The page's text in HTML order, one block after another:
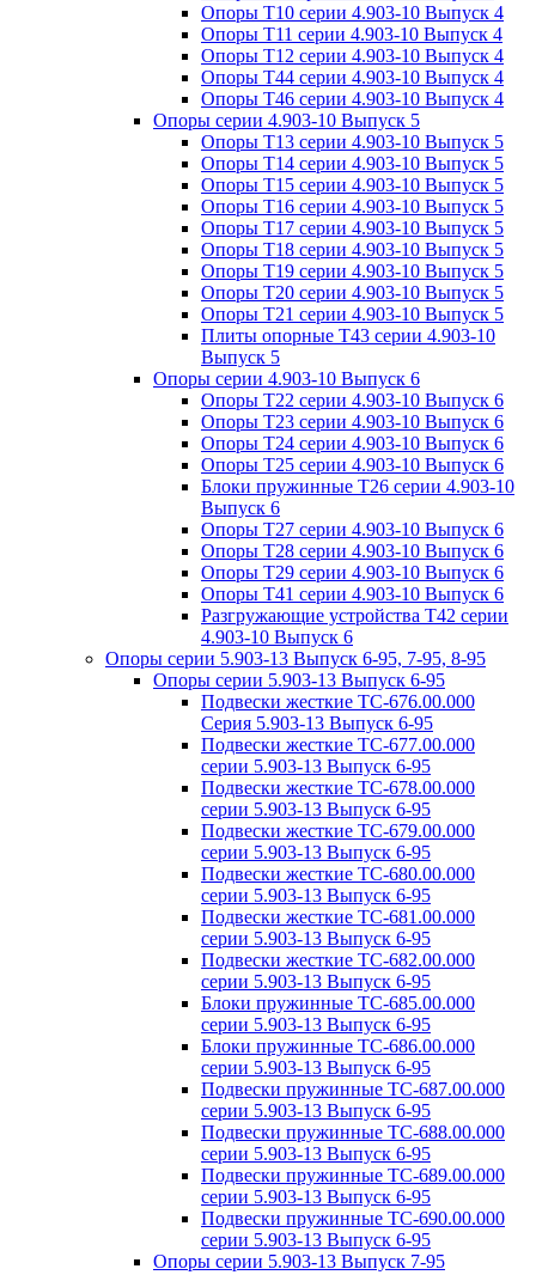
Опоры Т10 серии 4.903-10 Выпуск 4
Опоры Т11 серии 4.903-10 Выпуск 4
Опоры Т12 серии 4.903-10 Выпуск 4
Опоры Т44 серии 4.903-10 Выпуск 4
Опоры Т46 серии 4.903-10 Выпуск 4
Опоры серии 4.903-10 Выпуск 5
Опоры Т13 серии 4.903-10 Выпуск 5
Опоры Т14 серии 4.903-10 Выпуск 5
Опоры Т15 серии 4.903-10 Выпуск 5
Опоры Т16 серии 4.903-10 Выпуск 5
Опоры Т17 серии 4.903-10 Выпуск 5
Опоры Т18 серии 4.903-10 Выпуск 5
Опоры Т19 серии 4.903-10 Выпуск 5
Опоры Т20 серии 4.903-10 Выпуск 5
Опоры Т21 серии 4.903-10 Выпуск 5
Плиты опорные Т43 серии 4.903-10
Выпуск 5
Опоры серии 4.903-10 Выпуск 6
Опоры Т22 серии 4.903-10 Выпуск 6
Опоры Т23 серии 4.903-10 Выпуск 6
Опоры Т24 серии 4.903-10 Выпуск 6
Опоры Т25 серии 4.903-10 Выпуск 6
Блоки пружинные Т26 серии 4.903-10
Выпуск 6
Опоры Т27 серии 4.903-10 Выпуск 6
Опоры Т28 серии 4.903-10 Выпуск 6
Опоры Т29 серии 4.903-10 Выпуск 6
Опоры Т41 серии 4.903-10 Выпуск 6
Разгружающие устройства Т42 серии
4.903-10 Выпуск 6
Опоры серии 5.903-13 Выпуск 6-95, 7-95, 8-95
Опоры серии 5.903-13 Выпуск 6-95
Подвески жесткие ТС-676.00.000
Серия 5.903-13 Выпуск 6-95
Подвески жесткие ТС-677.00.000
серии 5.903-13 Выпуск 6-95
Подвески жесткие ТС-678.00.000
серии 5.903-13 Выпуск 6-95
Подвески жесткие ТС-679.00.000
серии 5.903-13 Выпуск 6-95
Подвески жесткие ТС-680.00.000
серии 5.903-13 Выпуск 6-95
Подвески жесткие ТС-681.00.000
серии 5.903-13 Выпуск 6-95
Подвески жесткие ТС-682.00.000
серии 5.903-13 Выпуск 6-95
Блоки пружинные ТС-685.00.000
серии 5.903-13 Выпуск 6-95
Блоки пружинные ТС-686.00.000
серии 5.903-13 Выпуск 6-95
Подвески пружинные ТС-687.00.000
серии 5.903-13 Выпуск 6-95
Подвески пружинные ТС-688.00.000
серии 5.903-13 Выпуск 6-95
Подвески пружинные ТС-689.00.000
серии 5.903-13 Выпуск 6-95
Подвески пружинные ТС-690.00.000
серии 5.903-13 Выпуск 6-95
Опоры серии 5.903-13 Выпуск 7-95